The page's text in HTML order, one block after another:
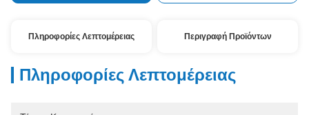
Πληροφορίες Λεπτομέρειας Περιγραφή Προϊόντων
Πληροφορίες Λεπτομέρειας